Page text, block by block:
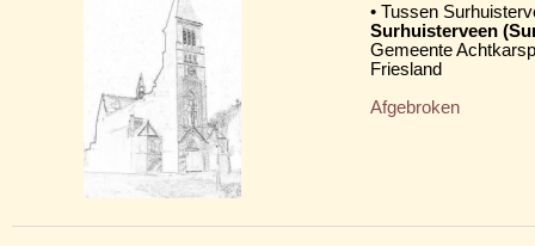
• Tussen
Surhuisterveen
Gemeente
Friesland
Afgebroken